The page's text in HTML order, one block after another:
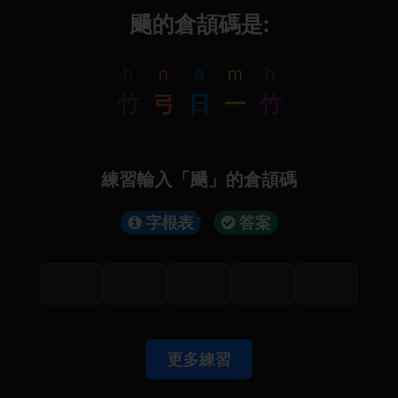
颺的倉頡碼是:
n
弓
a
日
m
一
h
竹
練習輸入「颺」的倉頡碼
字根表 答案
更多練習